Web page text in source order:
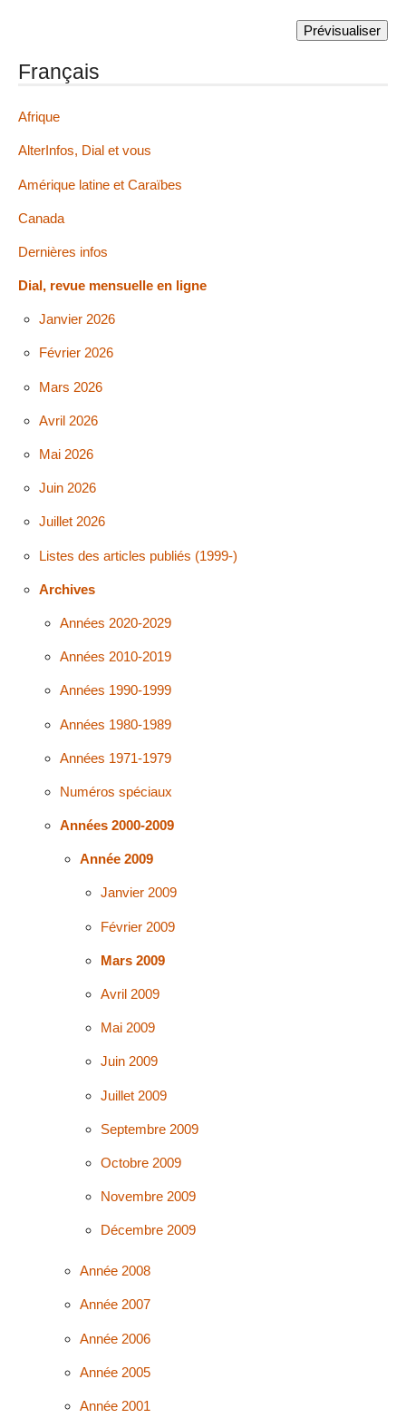
Français
Afrique
AlterInfos, Dial et vous
Amérique latine et Caraïbes
Canada
Dernières infos
Dial, revue mensuelle en ligne
Janvier 2026
Février 2026
Mars 2026
Avril 2026
Mai 2026
Juin 2026
Juillet 2026
Listes des articles publiés (1999-)
Archives
Années 2020-2029
Années 2010-2019
Années 1990-1999
Années 1980-1989
Années 1971-1979
Numéros spéciaux
Années 2000-2009
Année 2009
Janvier 2009
Février 2009
Mars 2009
Avril 2009
Mai 2009
Juin 2009
Juillet 2009
Septembre 2009
Octobre 2009
Novembre 2009
Décembre 2009
Année 2008
Année 2007
Année 2006
Année 2005
Année 2001